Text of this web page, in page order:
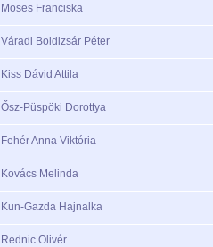
Moses Franciska
Váradi Boldizsár Péter
Kiss Dávid Attila
Ősz-Püspöki Dorottya
Fehér Anna Viktória
Kovács Melinda
Kun-Gazda Hajnalka
Rednic Olivér